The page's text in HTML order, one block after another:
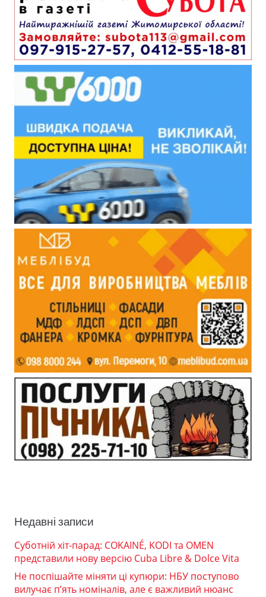
Недавні записи
Суботній хіт-парад: COKAINÉ, KODI та OMEN
представили нову версію Cuba Libre & Dolce Vita
Не поспішайте міняти ці купюри: НБУ поступово
вилучає п’ять номіналів, але є важливий нюанс